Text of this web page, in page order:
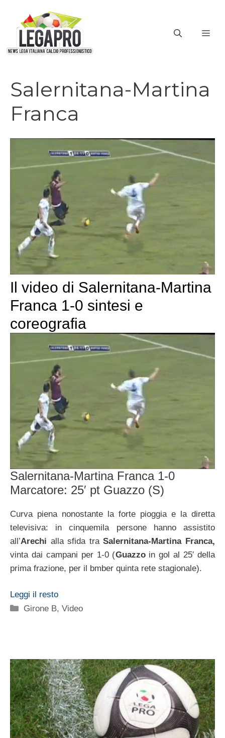
contenuto
Salernitana-Martina
Franca
Il video di Salernitana-Martina
Franca 1-0 sintesi e
coreografia
Salernitana-Martina Franca 1-0
Marcatore: 25′ pt Guazzo (S)
Curva piena nonostante la forte pioggia e la diretta
televisiva: in cinquemila persone hanno assistito
all’Arechi alla sfida traSalernitana-Martina Franca,
vinta dai campani per 1-0 (Guazzoin gol al 25′ della
prima frazione, per il bmber quinta rete stagionale).
Leggi il resto
Categorie
Girone B,Video